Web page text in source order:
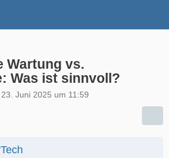
Wartung vs.
Was ist sinnvoll?
23. Juni 2025 um 11:59